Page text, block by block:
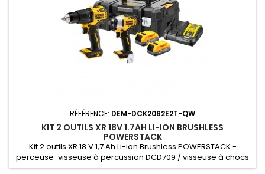
RÉFÉRENCE: DEM-DCK2062E2T-QW
KIT 2 OUTILS XR 18V 1.7AH LI-ION BRUSHLESS
POWERSTACK
Kit 2 outils XR 18 V 1,7 Ah Li-ion Brushless POWERSTACK -
perceuse-visseuse à percussion DCD709 / visseuse à chocs
DCF809 / 2 batteries POWERSTACK / chargeur / Coffret TSTAK